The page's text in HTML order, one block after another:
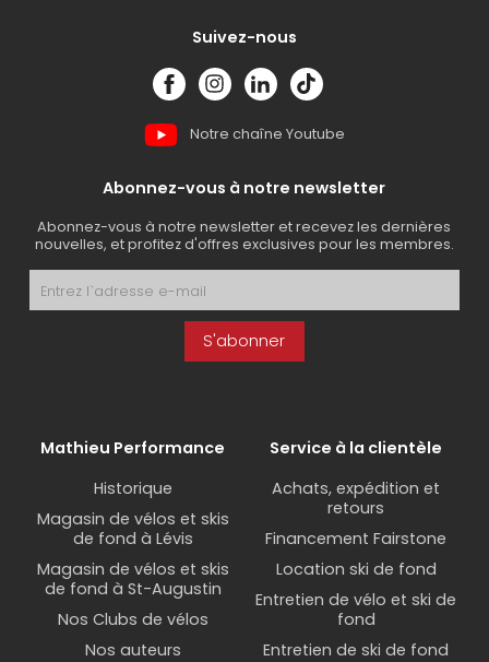
Suivez-nous
Notre chaîne Youtube
Abonnez-vous à notre newsletter
Abonnez-vous à notre newsletter et recevez les dernières
nouvelles, et profitez d'offres exclusives pour les membres.
S'abonner
Mathieu Performance
Historique
Magasin de vélos et skis
de fond à Lévis
Magasin de vélos et skis
de fond à St-Augustin
Nos Clubs de vélos
Nos auteurs
Service à la clientèle
Achats, expédition et
retours
Financement Fairstone
Location ski de fond
Entretien de vélo et ski de
fond
Entretien de ski de fond